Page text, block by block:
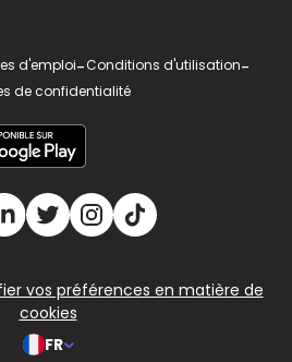
d'emploi-Conditions d'utilisation-
de confidentialité
vos préférences en matière de
cookies
FR